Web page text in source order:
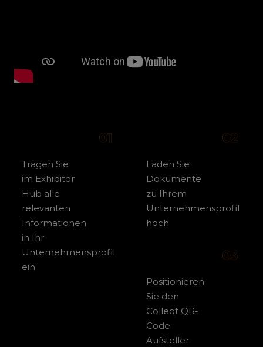
Tragen Sie
im Exhibitor
Hub alle
relevanten
Informationen
in Ihr
Unternehmensprofil
ein
Laden Sie
Dokumente
zu Ihrem
Unternehmensprofil
hoch
Positionieren
Sie den
Colleqt QR-
Code
Aufsteller